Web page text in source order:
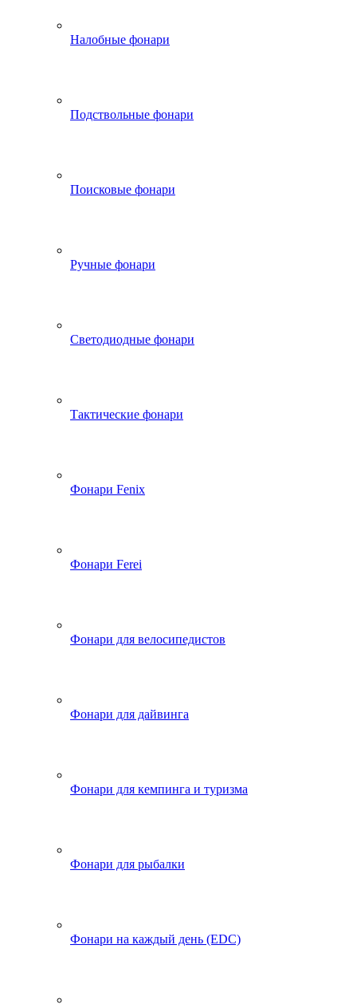
Налобные фонари
Подствольные фонари
Поисковые фонари
Ручные фонари
Светодиодные фонари
Тактические фонари
Фонари Fenix
Фонари Ferei
Фонари для велосипедистов
Фонари для дайвинга
Фонари для кемпинга и туризма
Фонари для рыбалки
Фонари на каждый день (EDC)